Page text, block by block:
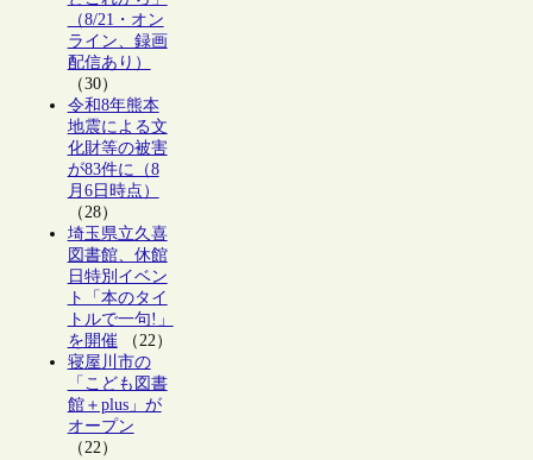
（8/21・オン
ライン、録画
配信あり）
（30）
令和8年熊本
地震による文
化財等の被害
が83件に（8
月6日時点）
（28）
埼玉県立久喜
図書館、休館
日特別イベン
ト「本のタイ
トルで一句!」
を開催（22）
寝屋川市の
「こども図書
館＋plus」が
オープン
（22）